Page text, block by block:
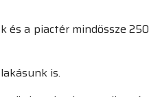
és a piactér mindössze 250
is.